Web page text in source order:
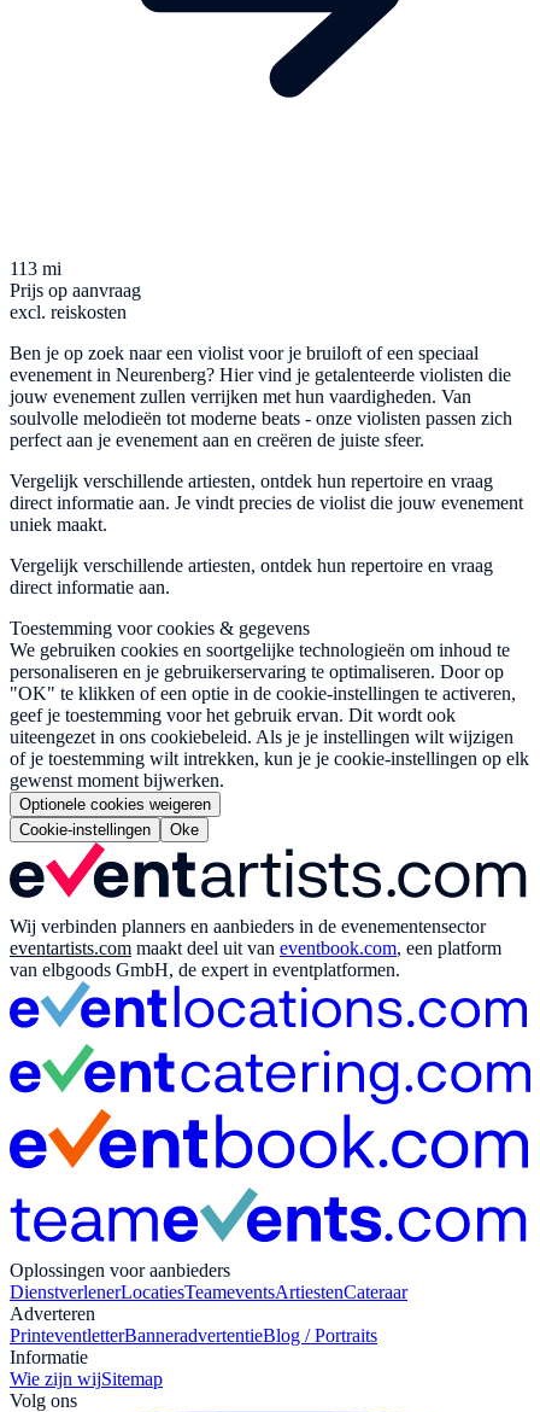
113 mi
Prijs op aanvraag
excl. reiskosten
Ben je op zoek naar een violist voor je bruiloft of een speciaal
evenement in Neurenberg? Hier vind je getalenteerde violisten die
jouw evenement zullen verrijken met hun vaardigheden. Van
soulvolle melodieën tot moderne beats - onze violisten passen zich
perfect aan je evenement aan en creëren de juiste sfeer.
Vergelijk verschillende artiesten, ontdek hun repertoire en vraag
direct informatie aan. Je vindt precies de violist die jouw evenement
uniek maakt.
Vergelijk verschillende artiesten, ontdek hun repertoire en vraag
direct informatie aan.
Toestemming voor cookies & gegevens
We gebruiken cookies en soortgelijke technologieën om inhoud te
personaliseren en je gebruikerservaring te optimaliseren. Door op
"OK" te klikken of een optie in de cookie-instellingen te activeren,
geef je toestemming voor het gebruik ervan. Dit wordt ook
uiteengezet in ons cookiebeleid. Als je je instellingen wilt wijzigen
of je toestemming wilt intrekken, kun je je cookie-instellingen op elk
gewenst moment bijwerken.
Optionele cookies weigeren
Cookie-instellingen
Oke
Wij verbinden planners en aanbieders in de evenementensector
eventartists.com maakt deel uit van eventbook.com, een platform
van elbgoods GmbH, de expert in eventplatformen.
Oplossingen voor aanbieders
DienstverlenerLocatiesTeameventsArtiestenCateraar
Adverteren
PrinteventletterBanneradvertentieBlog / Portraits
Informatie
Wie zijn wijSitemap
Volg ons